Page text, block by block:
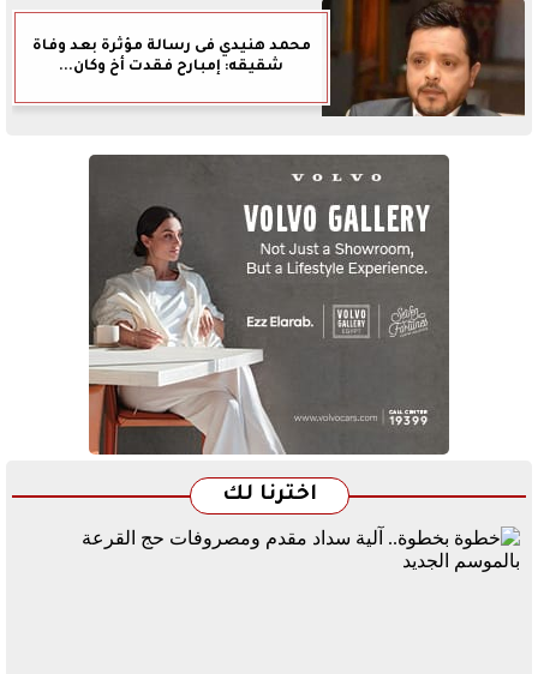
محمد هنيدي فى رسالة مؤثرة بعد وفاة
شقيقه: إمبارح فقدت أخ وكان...
اخترنا لك